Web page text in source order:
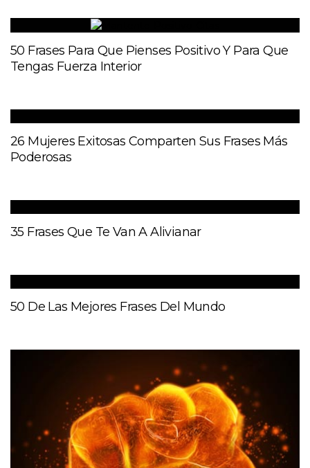
50 Frases Para Que Pienses Positivo Y Para Que
Tengas Fuerza Interior
26 Mujeres Exitosas Comparten Sus Frases Más
Poderosas
35 Frases Que Te Van A Alivianar
50 De Las Mejores Frases Del Mundo